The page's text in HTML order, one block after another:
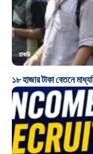
চাকরি
১৮ হাজার টাকা বেতনে